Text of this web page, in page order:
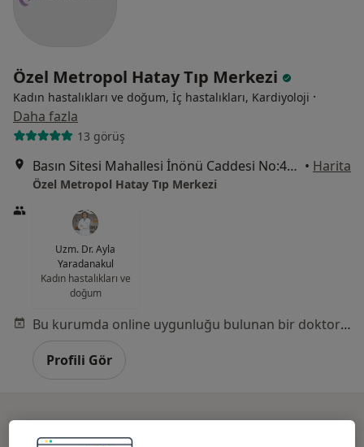
Özel Metropol Hatay Tıp Merkezi
Kadın hastalıkları ve doğum, İç hastalıkları, Kardiyoloji ·
Daha fazla
13 görüş
Basın Sitesi Mahallesi İnönü Caddesi No:471/A , İzmir, Karabağlar • Harita
Özel Metropol Hatay Tıp Merkezi
Uzm. Dr. Ayla
Yaradanakul
Kadın hastalıkları ve
doğum
Bu kurumda online uygunluğu bulunan bir doktor veya uzman bulunamadı
Profili Gör